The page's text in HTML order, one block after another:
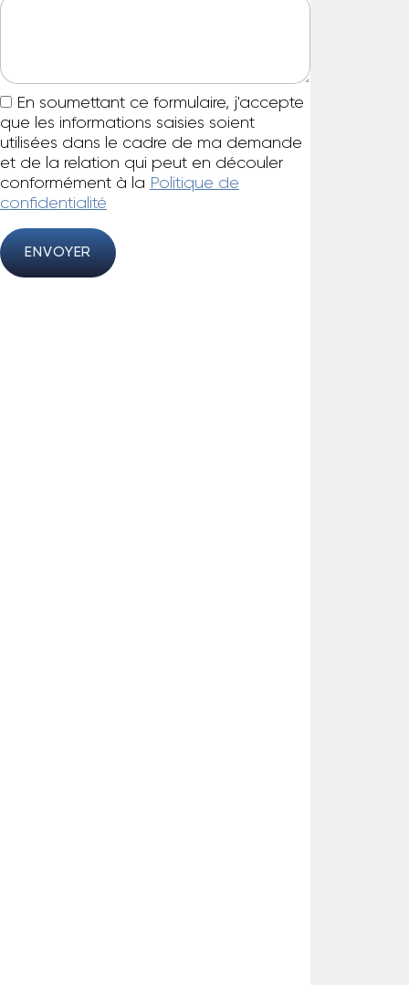
En soumettant ce formulaire, j'accepte
que les informations saisies soient
utilisées dans le cadre de ma demande
et de la relation qui peut en découler
conformément à la Politique de
confidentialité
ENVOYER